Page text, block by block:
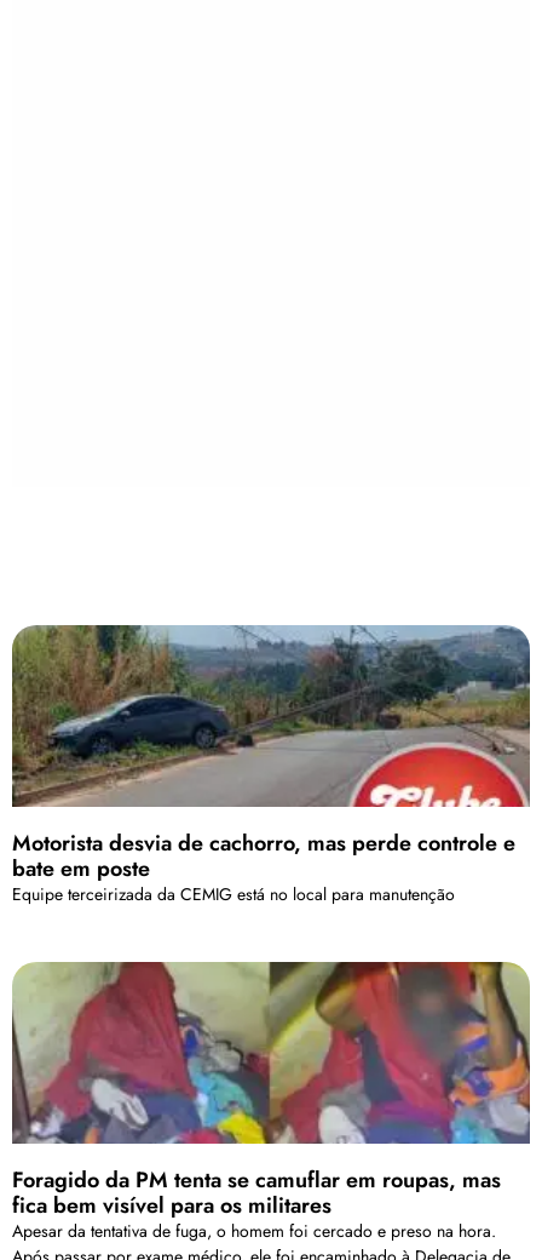
Motorista desvia de cachorro, mas perde controle e
bate em poste
Equipe terceirizada da CEMIG está no local para manutenção
Foragido da PM tenta se camuflar em roupas, mas
fica bem visível para os militares
Apesar da tentativa de fuga, o homem foi cercado e preso na hora.